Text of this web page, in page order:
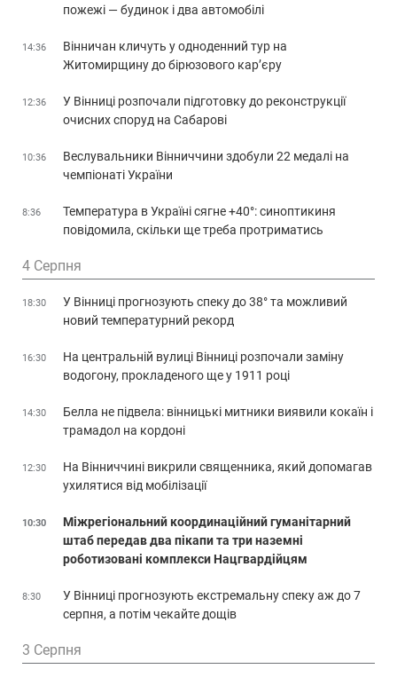
пожежі — будинок і два автомобілі
14:36
Вінничан кличуть у одноденний тур на
Житомирщину до бірюзового кар’єру
12:36
У Вінниці розпочали підготовку до реконструкції
очисних споруд на Сабарові
10:36
Веслувальники Вінниччини здобули 22 медалі на
чемпіонаті України
8:36
Температура в Україні сягне +40°: синоптикиня
повідомила, скільки ще треба протриматись
4 Серпня
18:30
У Вінниці прогнозують спеку до 38° та можливий
новий температурний рекорд
16:30
На центральній вулиці Вінниці розпочали заміну
водогону, прокладеного ще у 1911 році
14:30
Белла не підвела: вінницькі митники виявили кокаїн і
трамадол на кордоні
12:30
На Вінниччині викрили священника, який допомагав
ухилятися від мобілізації
10:30
Міжрегіональний координаційний гуманітарний
штаб передав два пікапи та три наземні
роботизовані комплекси Нацгвардійцям
8:30
У Вінниці прогнозують екстремальну спеку аж до 7
серпня, а потім чекайте дощів
3 Серпня